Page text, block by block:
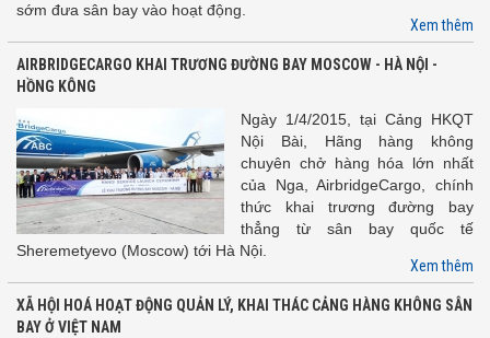
sớm đưa sân bay vào hoạt động.
Xem thêm
AIRBRIDGECARGO KHAI TRƯƠNG ĐƯỜNG BAY MOSCOW - HÀ NỘI -
HỒNG KÔNG
Ngày 1/4/2015, tại Cảng HKQT
Nội Bài, Hãng hàng không
chuyên chở hàng hóa lớn nhất
của Nga, AirbridgeCargo, chính
thức khai trương đường bay
thẳng từ sân bay quốc tế
Sheremetyevo (Moscow) tới Hà Nội.
Xem thêm
XÃ HỘI HOÁ HOẠT ĐỘNG QUẢN LÝ, KHAI THÁC CẢNG HÀNG KHÔNG SÂN
BAY Ở VIỆT NAM